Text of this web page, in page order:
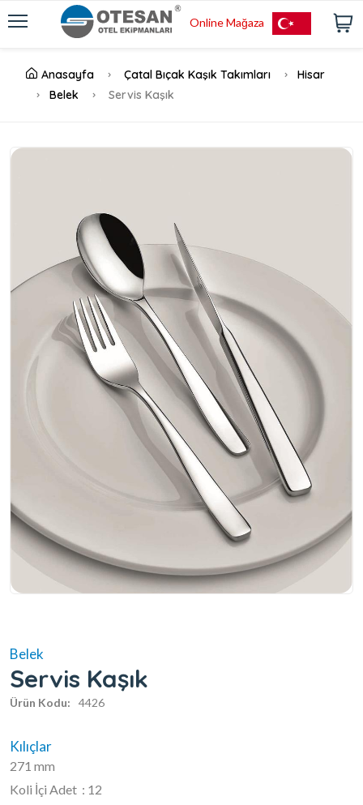
Online Mağaza
Anasayfa Çatal Bıçak Kaşık Takımları
Hisar
Belek
Servis Kaşık
Belek
Servis Kaşık
Ürün Kodu: 4426
Kılıçlar
271 mm
Koli İçi Adet : 12